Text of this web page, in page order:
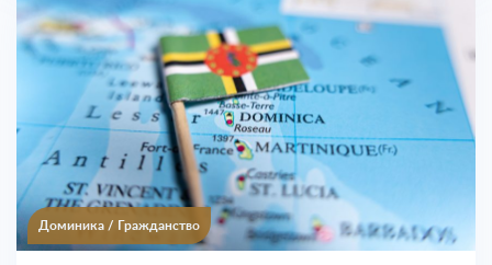
Доминика / Гражданство